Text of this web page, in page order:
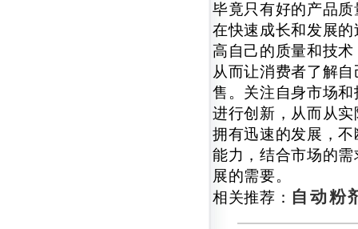
毕竟只有好的产品
在快速成长和发展
高自己的质量和技
从而让消费者了解
售。关注自身市场
进行创新，从而从
拥有迅速的发展，
能力，结合市场的
展的需要。
相关推荐： 自动粉